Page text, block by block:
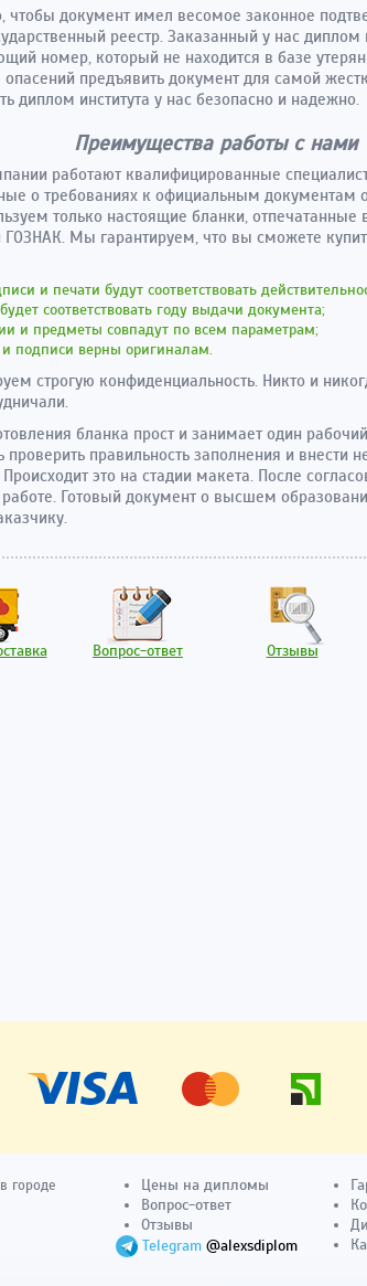
чтобы документ имел весомое законное
реестр. Заказанный у нас диплом
номер, который не находится в базе
предъявить документ для самой
диплом института у нас безопасно и надежно.
Преимущества работы с нами
работают квалифицированные
о требованиях к официальным документам
только настоящие бланки, отпечатанные
ГОЗНАК. Мы гарантируем, что вы сможете
и печати будут соответствовать
соответствовать году выдачи документа;
и предметы совпадут по всем параметрам;
и подписи верны оригиналам.
строгую конфиденциальность. Никто и
бланка прост и занимает один
проверить правильность заполнения и внести
это на стадии макета. После
Готовый документ о высшем
Вопрос-ответ Отзывы
городе
Цены на дипломы
Вопрос-ответ
Отзывы
Telegram @alexsdiplom